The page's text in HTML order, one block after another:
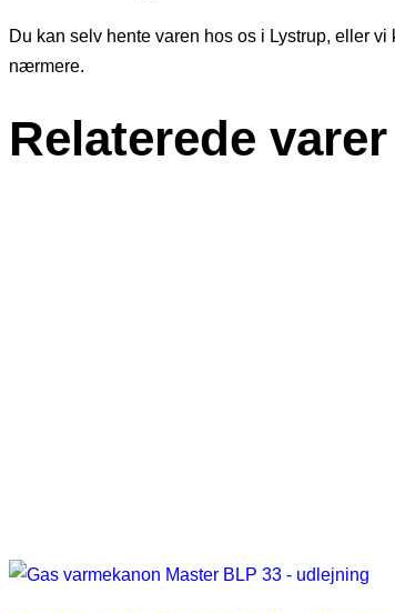
Du kan selv hente varen hos os i Lystrup, eller
nærmere.
Relaterede varer